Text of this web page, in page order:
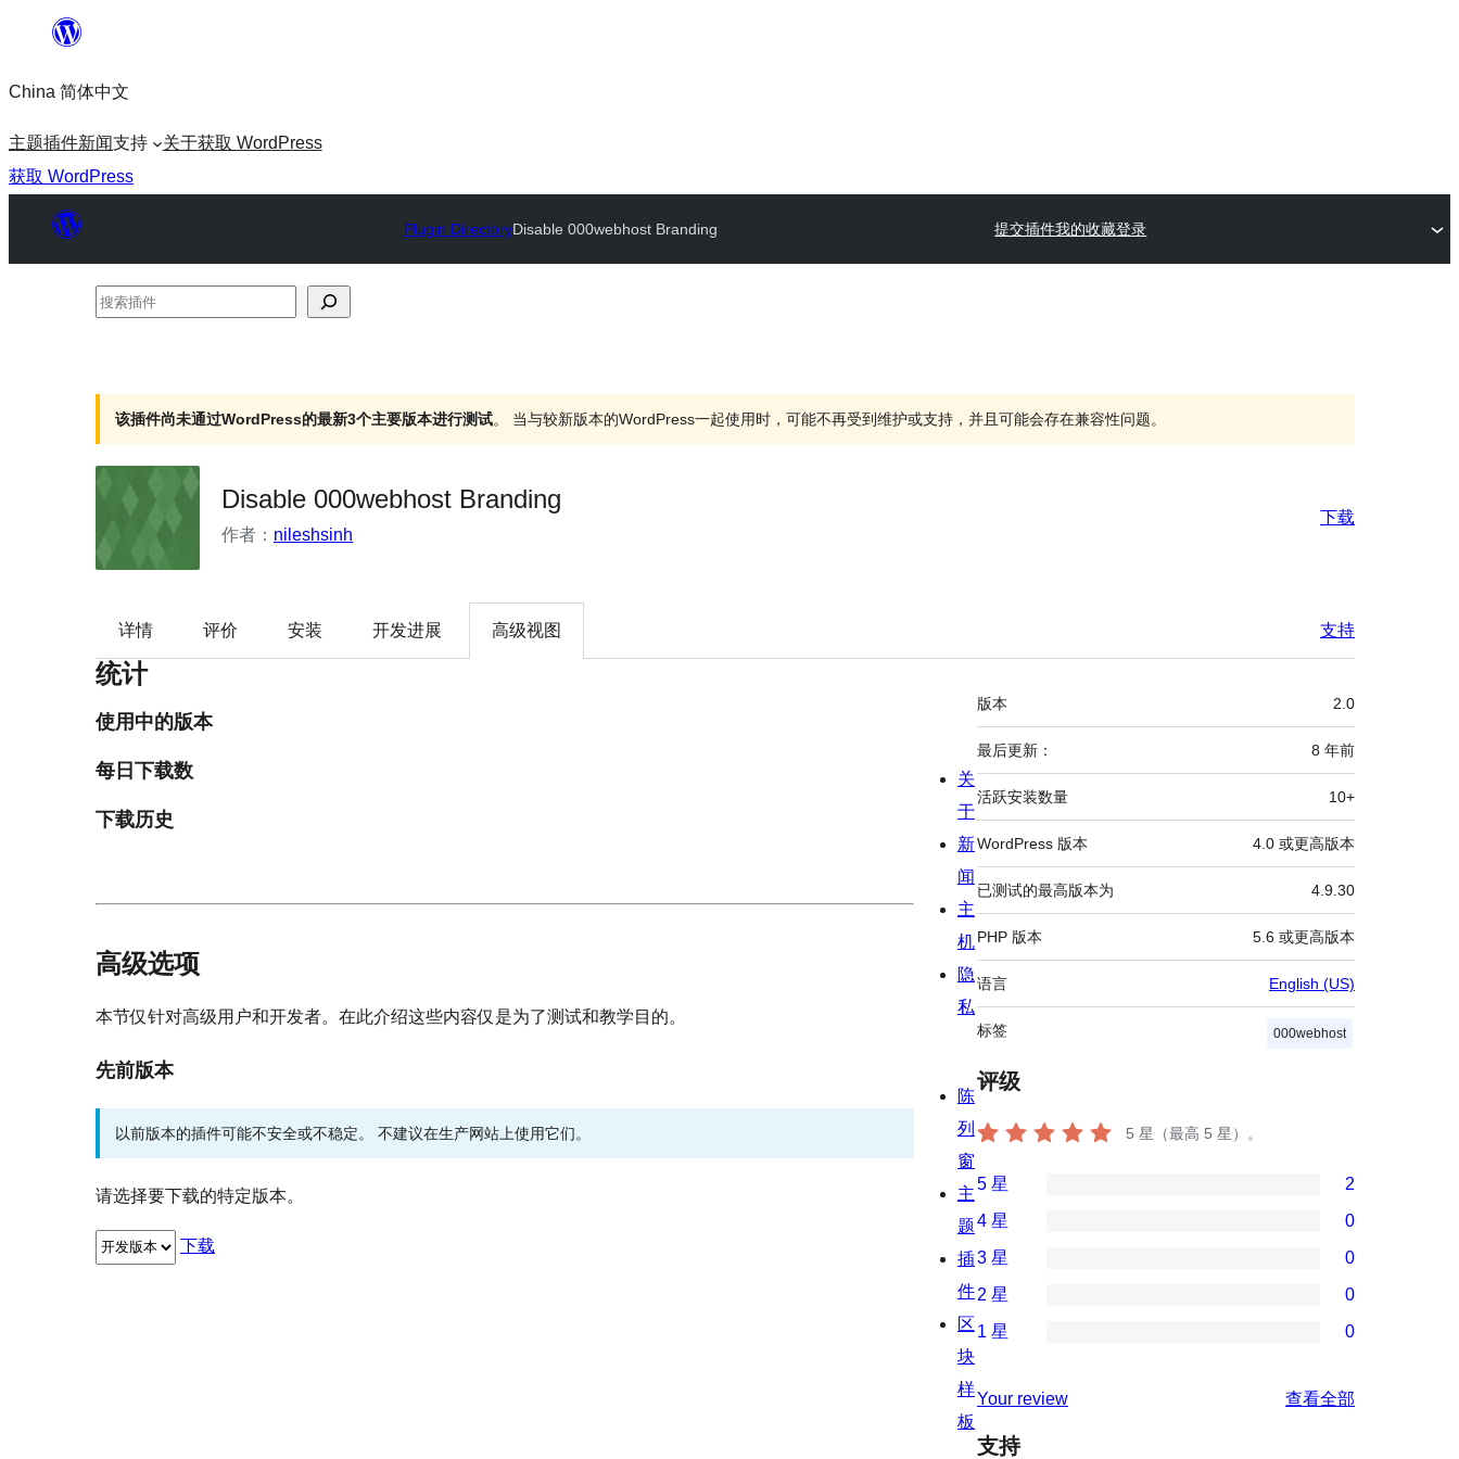
内
容
China 简体中文
主题插件新闻支持 关于获取 WordPress
获取 WordPress
Plugin DirectoryDisable 000webhost Branding 提交插件我的收藏登录
搜
件
该插件尚未通过WordPress的最新3个主要版本进行测试。 当与较新版本的WordPress一起使用时，可能不再受到维护或支持，并且可能会存在兼容性问题。
Disable 000webhost Branding
作者： nileshsinh
下载
详情 评价 安装 开发进展 高级视图 支持
统计
使用中的版本
每日下载数
下载历史
高级选项
本节仅针对高级用户和开发者。在此介绍这些内容仅是为了测试和教学目的。
先前版本
以前版本的插件可能不安全或不稳定。 不建议在生产网站上使用它们。
请选择要下载的特定版本。
下载
额
外
信
息
版本 2.0
最后更新： 8 年前
活跃安装数量 10+
WordPress 版本 4.0 或更高版本
已测试的最高版本为 4.9.30
PHP 版本 5.6 或更高版本
语言 English (US)
标签 000webhost
评级
5 星（最高 5 星）。
条
5
星
评
5 星 2
条
4
星
价
4 星 0
条
3
评
价
3 星 0
条
星
评
2 星 0
1
星
1 星 0
Your review 查看全部
支持
关
于
新
闻
主
机
隐
私
陈
列
窗
主
题
插
件
区
块
样
板